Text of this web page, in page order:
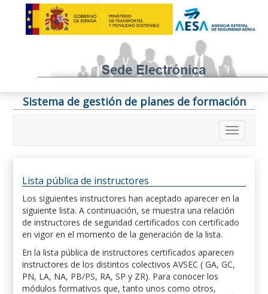
Sistema de gestión de planes de formación
Lista pública de instructores
Los siguientes instructores han aceptado aparecer en la
siguiente lista. A continuación, se muestra una relación
de instructores de seguridad certificados con certificado
en vigor en el momento de la generación de la lista.
En la lista pública de instructores certificados aparecen
instructores de los distintos colectivos AVSEC ( GA, GC,
PN, LA, NA, PB/PS, RA, SP y ZR). Para conocer los
módulos formativos que, tanto unos como otros,